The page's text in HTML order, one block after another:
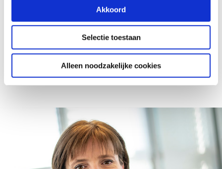
Akkoord
Selectie toestaan
Alleen noodzakelijke cookies
Terug naar overzicht